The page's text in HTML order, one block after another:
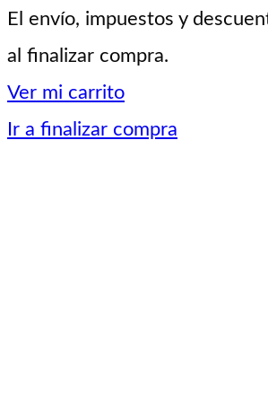
Productos
del
carrito
El envío, impuestos y
al finalizar compra.
Ver mi carrito
Ir a finalizar compra